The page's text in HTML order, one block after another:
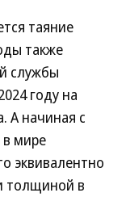
таяние
также
службы
году на
А начиная с
мире
эквивалентно
толщиной в